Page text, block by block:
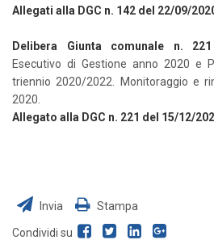
Allegati alla DGC n. 142 del 22/09/
Delibera Giunta comunale n.
Esecutivo di Gestione anno 2020 e
triennio 2020/2022. Monitoraggio e
2020.
Allegato alla DGC n. 221 del 15/12/
Invia Stampa
Condividi su